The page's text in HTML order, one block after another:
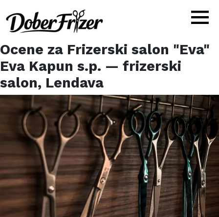
Ocene za Frizerski salon "Eva"
Eva Kapun s.p. — frizerski
salon, Lendava